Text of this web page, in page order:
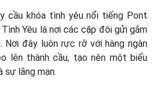
cầu khóa tình yêu nổi tiếng Pont
Yêu là nơi các cặp đôi gửi gắm
Nơi đây luôn rực rỡ với hàng ngàn
lên thành cầu, tạo nên một biểu
sự lãng mạn.